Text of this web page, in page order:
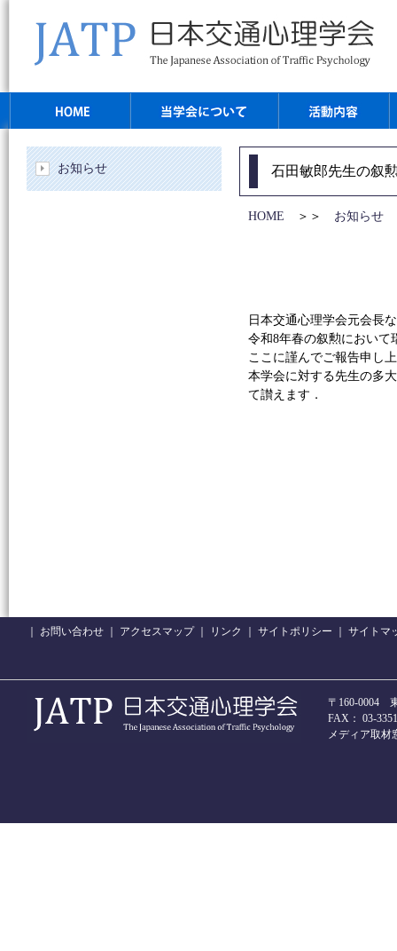
お知らせ 石田敏郎先生の叙
HOME ＞＞ お知らせ
日本交通心理学会元会長
令和8年春の叙勲において
ここに謹んでご報告申し
本学会に対する先生の多
て讃えます．
お問い合わせ アクセスマップ リンク サイトポリシー サイトマ
〒160-0004
FAX： 03-
メディア取材